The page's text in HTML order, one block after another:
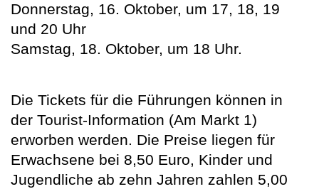
Donnerstag, 16. Oktober, um 17, 18, 19
und 20 Uhr
Samstag, 18. Oktober, um 18 Uhr.
Die Tickets für die Führungen können in
der Tourist-Information (Am Markt 1)
erworben werden. Die Preise liegen für
Erwachsene bei 8,50 Euro, Kinder und
Jugendliche ab zehn Jahren zahlen 5,00